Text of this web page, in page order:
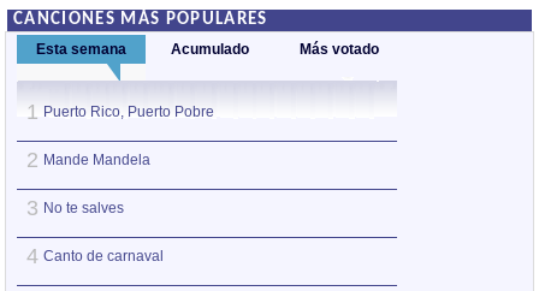
CANCIONES MÁS POPULARES
Esta semana Acumulado Más votado
1 Puerto Rico, Puerto Pobre
2 Mande Mandela
3 No te salves
4 Canto de carnaval